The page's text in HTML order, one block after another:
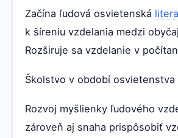
Začína ľudová osvietenská
k šíreniu vzdelania medzi
Rozširuje sa vzdelanie v
Školstvo v období osvietenstva
Rozvoj myšlienky ľudového
zároveň aj snaha prispôsobiť